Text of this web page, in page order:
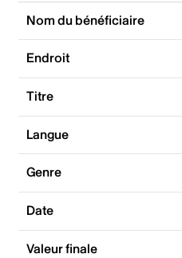
Nom du bénéficiaire
Endroit
Titre
Langue
Genre
Date
Valeur finale